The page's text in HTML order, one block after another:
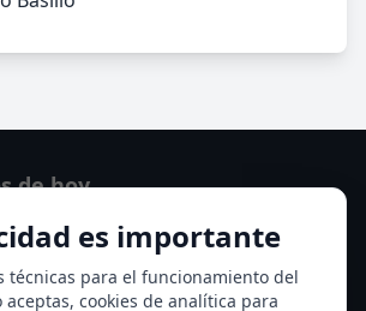
es importante
técnicas para el funcionamiento del
aceptas, cookies de analítica para
de hoy
de hoy